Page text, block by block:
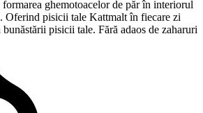
ghemotoacelor de păr în interiorul
Oferind pisicii tale Kattmalt în fiecare zi
pisicii tale. Fără adaos de zaharuri